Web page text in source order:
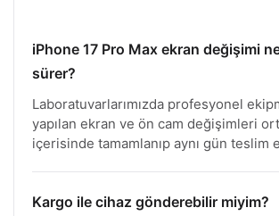
iPhone 17 Pro Max ekran değişimi
sürer?
Laboratuvarlarımızda profesyonel
yapılan ekran ve ön cam değişimleri
içerisinde tamamlanıp aynı gün teslim
Kargo ile cihaz gönderebilir miyim?